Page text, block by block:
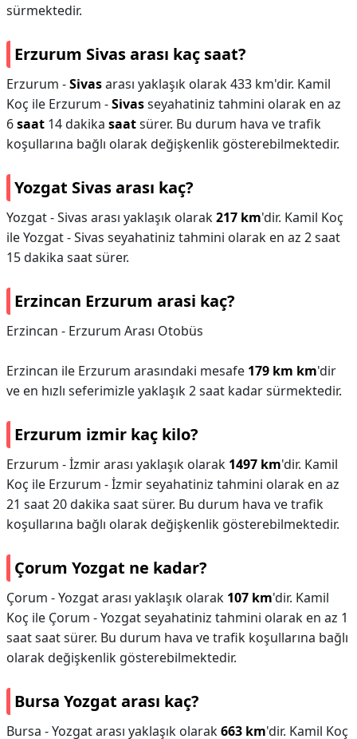
sürmektedir.
Erzurum Sivas arası kaç saat?
Erzurum -Sivasarası yaklaşık olarak 433 km'dir. Kamil
Koç ile Erzurum -Sivasseyahatiniz tahmini olarak en az
6saat 14 dakika saatsürer. Bu durum hava ve trafik
koşullarına bağlı olarak değişkenlik gösterebilmektedir.
Yozgat Sivas arası kaç?
Yozgat - Sivas arası yaklaşık olarak217 km'dir. Kamil Koç
ile Yozgat - Sivas seyahatiniz tahmini olarak en az 2 saat
15 dakika saat sürer.
Erzincan Erzurum arasi kaç?
Erzincan - Erzurum Arası Otobüs
Erzincan ile Erzurum arasındaki mesafe 179 km km'dir
ve en hızlı seferimizle yaklaşık 2 saat kadar sürmektedir.
Erzurum izmir kaç kilo?
Erzurum - İzmir arası yaklaşık olarak 1497 km'dir. Kamil
Koç ile Erzurum - İzmir seyahatiniz tahmini olarak en az
21 saat 20 dakika saat sürer. Bu durum hava ve trafik
koşullarına bağlı olarak değişkenlik gösterebilmektedir.
Çorum Yozgat ne kadar?
Çorum - Yozgat arası yaklaşık olarak 107 km'dir. Kamil
Koç ile Çorum - Yozgat seyahatiniz tahmini olarak en az 1
saat saat sürer. Bu durum hava ve trafik koşullarına bağlı
olarak değişkenlik gösterebilmektedir.
Bursa Yozgat arası kaç?
Bursa - Yozgat arası yaklaşık olarak663 km'dir. Kamil Koç